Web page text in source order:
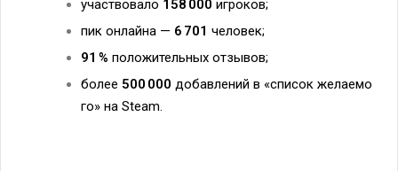
участвовало 158 000 игроков;
пик онлайна — 6 701 человек;
91 % положительных отзывов;
более 500 000 добавлений в «список желаемо
го» на Steam.